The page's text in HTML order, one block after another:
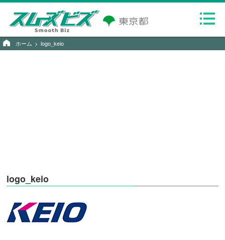
ホーム logo_keio
logo_keio